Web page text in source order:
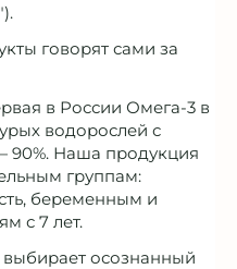
говорят сами за
в России Омега-3 в
водорослей с
Наша продукция
группам:
беременным и
с 7 лет.
выбирает осознанный